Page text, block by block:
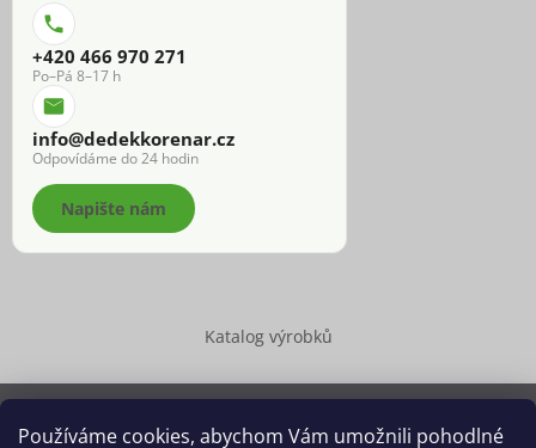
Používáme cookies, abychom Vám umožnili pohodlné
+420 466 970 271
Po–Pá 8–17 h
info@dedekkorenar.cz
Odpovídáme do 24 hodin
Napište nám
Katalog výrobků